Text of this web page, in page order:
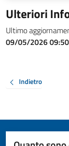
Ulteriori
Ultimo
09/05/2026 09:50
Indietro